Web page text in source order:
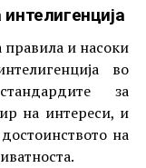
правила и насоки
во
за
на интереси, и
на